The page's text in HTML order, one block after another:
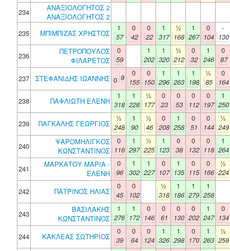
234
ΑΝΑΞΙΟΛΟΓΗΤΟΣ 2
ΑΝΑΞΙΟΛΟΓΗΤΟΣ 2
235
ΜΠΙΜΠΙΖΑΣ ΧΡΗΣΤΟΣ
1
57
0
42
0
22
1
317
½
168
1
267
0
104
-
130
236
ΠΕΤΡΟΠΟΥΛΟΣ
ΦΙΛΑΡΕΤΟΣ
0
59
1
202
1
320
½
212
0
32
1
246
0
87
237
ΣΤΕΦΑΝΙΔΗΣ ΙΩΑΝΝΗΣ 0 9
0
155
0
150
1
296
1
263
1
198
½
85
0
164
238
ΠΑΦΛΙΩΤΗ ΕΛΕΝΗ
1
318
1
228
½
177
0
23
0
53
0
112
0
197
1
250
239
ΠΑΓΚΑΛΗΣ ΓΕΩΡΓΙΟΣ
½
248
1
90
½
46
0
208
1
258
0
51
0
144
½
249
240
ΨΑΡΟΜΗΛΙΓΚΟΣ
ΚΩΝΣΤΑΝΤΙΝΟΣ
0
116
1
297
½
225
1
123
0
38
0
132
0
118
1
264
241
ΜΑΡΚΑΤΟΥ ΜΑΡΙΑ -
ΕΛΕΝΗ
0
96
1
302
1
227
0
107
1
135
0
115
0
166
½
224
242
ΠΑΤΡΙΝΟΣ ΗΛΙΑΣ
0
45
0
102
½
318
1
186
1
279
1
258
243
ΒΑΣΙΛΑΚΗΣ
ΚΩΝΣΤΑΝΤΙΝΟΣ
1
276
1
172
0
146
0
61
0
130
0
202
1
247
0
134
244
ΚΑΚΛΕΑΣ ΣΩΤΗΡΙΟΣ
0
39
0
64
0
124
1
326
1
298
0
170
1
263
½
259